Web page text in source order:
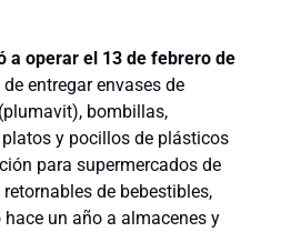
a operar el 13 de febrero de
entregar envases de
bombillas,
y pocillos de plásticos
para supermercados de
de bebestibles,
un año a almacenes y